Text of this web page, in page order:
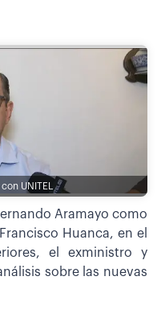
UNITEL
Aramayo como
Huanca, en el
el exministro y
sobre las nuevas